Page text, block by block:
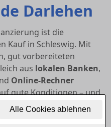
Alle Cookies ablehnen
Darlehen
ist die
Kauf in Schleswig. Mit
gut vorbereiteten
aus lokalen Banken,
Online-Rechner
gute Konditionen – und